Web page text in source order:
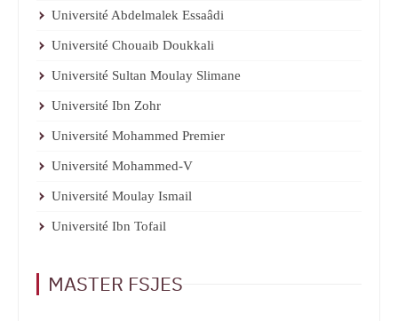
Université Abdelmalek Essaâdi
Université Chouaib Doukkali
Université Sultan Moulay Slimane
Université Ibn Zohr
Université Mohammed Premier
Université Mohammed-V
Université Moulay Ismail
Université Ibn Tofail
MASTER FSJES